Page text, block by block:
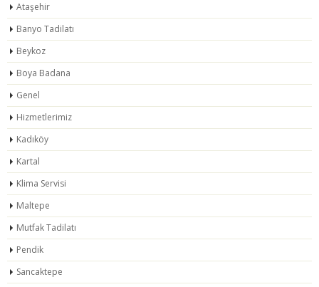
Ataşehir
Banyo Tadilatı
Beykoz
Boya Badana
Genel
Hizmetlerimiz
Kadıköy
Kartal
Klima Servisi
Maltepe
Mutfak Tadilatı
Pendik
Sancaktepe